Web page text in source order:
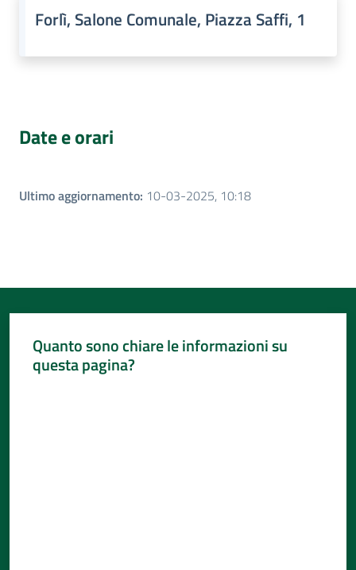
Forlì, Salone Comunale, Piazza Saffi, 1
Date e orari
Ultimo aggiornamento: 10-03-2025, 10:18
Quanto sono chiare le informazioni su
questa pagina?